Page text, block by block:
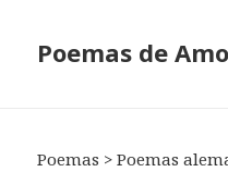
Poemas de
Poemas >Poemas